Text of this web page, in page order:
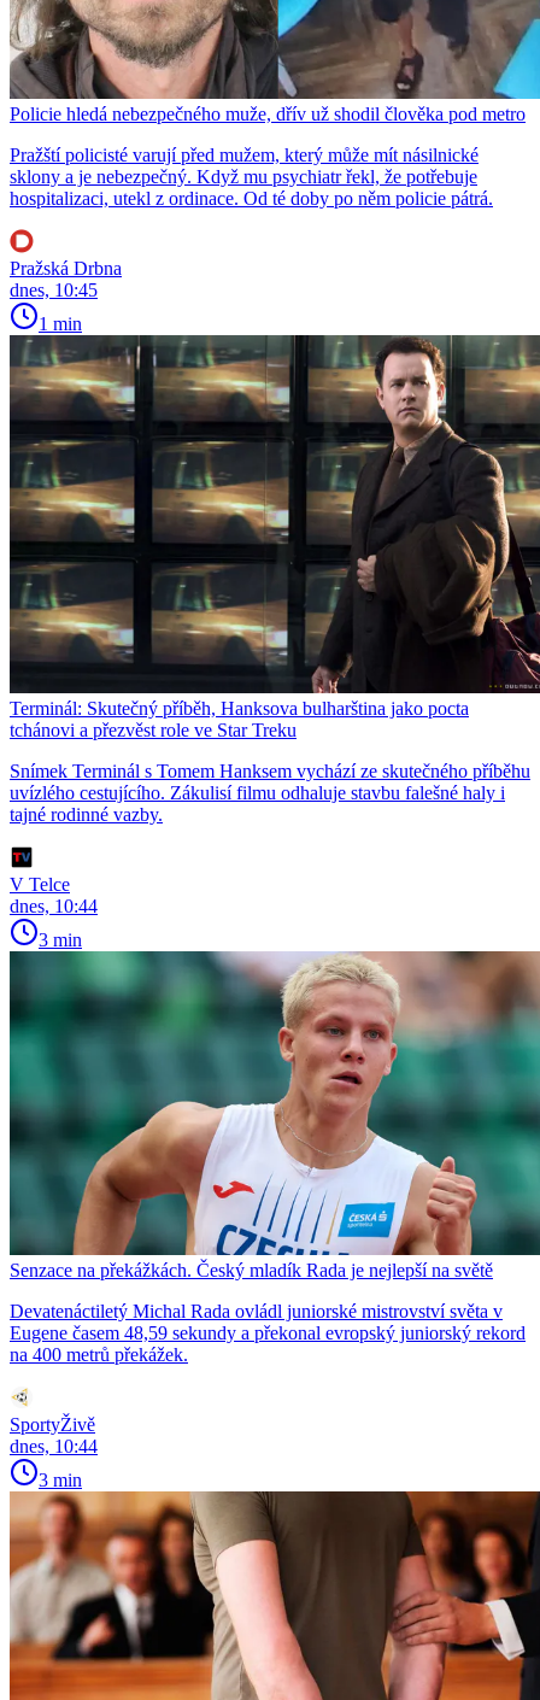
Policie hledá nebezpečného muže, dřív už shodil člověka pod metro
Pražští policisté varují před mužem, který může mít násilnické
sklony a je nebezpečný. Když mu psychiatr řekl, že potřebuje
hospitalizaci, utekl z ordinace. Od té doby po něm policie pátrá.
Pražská Drbna
dnes, 10:45
1 min
Terminál: Skutečný příběh, Hanksova bulharština jako pocta
tchánovi a přezvěst role ve Star Treku
Snímek Terminál s Tomem Hanksem vychází ze skutečného příběhu
uvízlého cestujícího. Zákulisí filmu odhaluje stavbu falešné haly i
tajné rodinné vazby.
V Telce
dnes, 10:44
3 min
Senzace na překážkách. Český mladík Rada je nejlepší na světě
Devatenáctiletý Michal Rada ovládl juniorské mistrovství světa v
Eugene časem 48,59 sekundy a překonal evropský juniorský rekord
na 400 metrů překážek.
SportyŽivě
dnes, 10:44
3 min